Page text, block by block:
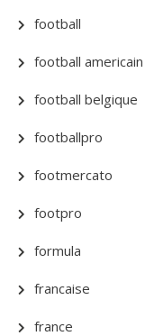
football
football americain
football belgique
footballpro
footmercato
footpro
formula
francaise
france